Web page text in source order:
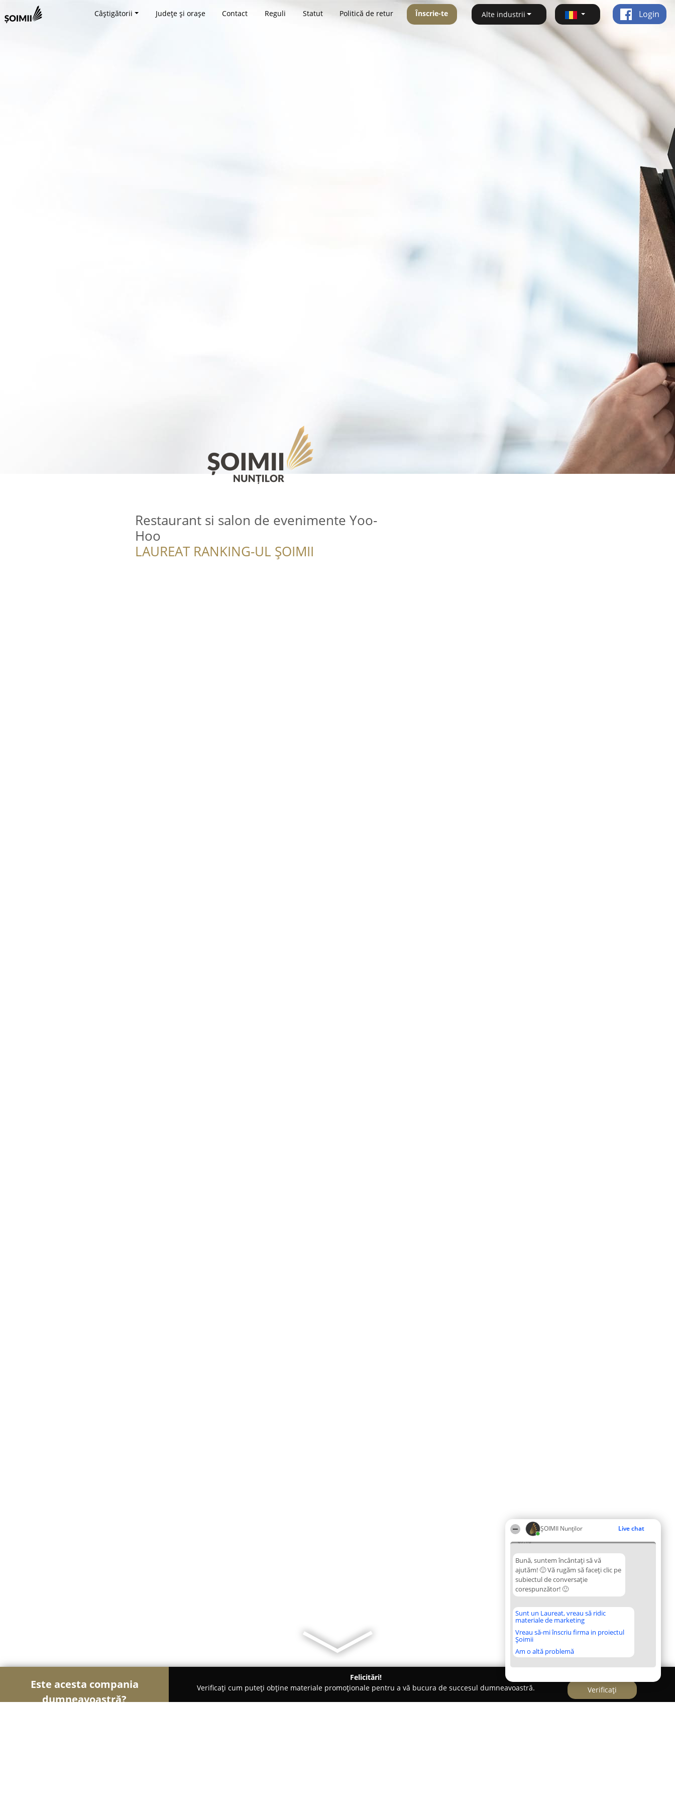
ȘOIMII Nunților Live chat
07:16
Bună, suntem încântați să vă
ajutăm! 🙂 Vă rugăm să faceți clic pe
subiectul de conversație
corespunzător! 🙂
Sunt un Laureat, vreau să ridic
materiale de marketing
Vreau să-mi înscriu firma in proiectul
Șoimii
Am o altă problemă
Câștigătorii Județe și orașe Contact Reguli Statut Politică de retur Înscrie-te Alte industrii Login
Restaurant si salon de evenimente Yoo-
Hoo
LAUREAT RANKING-UL ȘOIMII
Este acesta compania
dumneavoastră?
Felicitări!
Verificați cum puteți obține materiale promoționale pentru a vă bucura de succesul dumneavoastră.
Verificați